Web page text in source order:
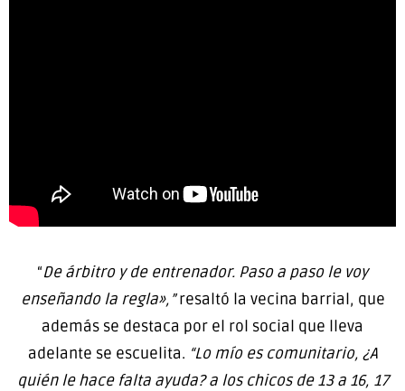
“De árbitro y de entrenador. Paso a paso le voy
enseñando la regla»,”resaltó la vecina barrial, que
además se destaca por el rol social que lleva
adelante se escuelita. “Lo mío es comunitario, ¿A
quién le hace falta ayuda? a los chicos de 13 a 16, 17